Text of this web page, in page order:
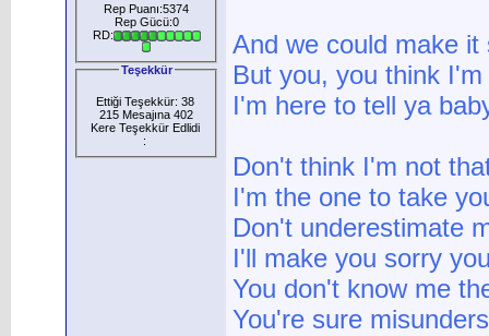
Rep Puanı:5374
Rep Gücü:0
RD:
Teşekkür
Ettiği Teşekkür: 38
215 Mesajına 402
Kere Teşekkür Edlidi
:
And we could make
But you, you think
I'm here to tell ya
Don't think I'm not
I'm the one to take
Don't underestimate
I'll make you sorry
You don't know me
You're sure